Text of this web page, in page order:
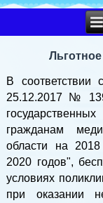
В соответствии
25.12.2017 №
гражданам
области на
2020 годов",
условиях
при оказании